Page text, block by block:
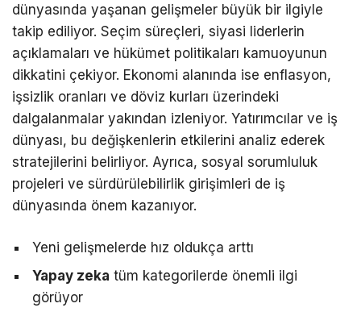
dünyasında yaşanan gelişmeler büyük bir ilgiyle
takip ediliyor. Seçim süreçleri, siyasi liderlerin
açıklamaları ve hükümet politikaları kamuoyunun
dikkatini çekiyor. Ekonomi alanında ise enflasyon,
işsizlik oranları ve döviz kurları üzerindeki
dalgalanmalar yakından izleniyor. Yatırımcılar ve iş
dünyası, bu değişkenlerin etkilerini analiz ederek
stratejilerini belirliyor. Ayrıca, sosyal sorumluluk
projeleri ve sürdürülebilirlik girişimleri de iş
dünyasında önem kazanıyor.
Yeni gelişmelerde hız oldukça arttı
Yapay zeka tüm kategorilerde önemli ilgi
görüyor